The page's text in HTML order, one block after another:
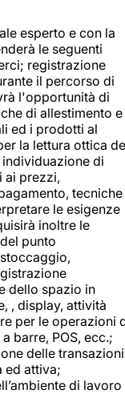
esperto e con la
le seguenti
registrazione
il percorso di
l'opportunità di
di allestimento e
ed i prodotti al
la lettura ottica
di
ai prezzi,
tecniche
le esigenze
inoltre le
punto
dello spazio in
, display, attività
per le operazioni
barre, POS, ecc.;
delle transazioni
ed attiva;
di lavoro